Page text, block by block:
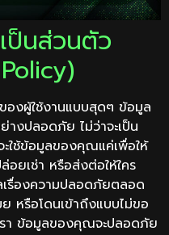
ป็นส่วนตัว
องผู้ใช้งานแบบสุดๆ ข้อมูล
งปลอดภัย ไม่ว่าจะเป็น
ใช้ข้อมูลของคุณแค่เพื่อให้
อยเช่า หรือส่งต่อให้ใคร
รื่องความปลอดภัยตลอด
หรือโดนเข้าถึงแบบไม่ขอ
รา ข้อมูลของคุณจะปลอดภัย